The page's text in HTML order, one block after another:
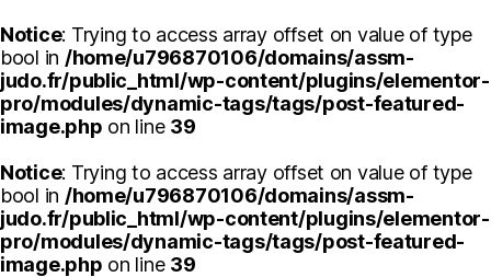
Notice: Trying to access array offset on value of type
bool in /home/u796870106/domains/assm-
judo.fr/public_html/wp-content/plugins/elementor-
pro/modules/dynamic-tags/tags/post-featured-
image.php on line 39
Notice: Trying to access array offset on value of type
bool in /home/u796870106/domains/assm-
judo.fr/public_html/wp-content/plugins/elementor-
pro/modules/dynamic-tags/tags/post-featured-
image.php on line 39